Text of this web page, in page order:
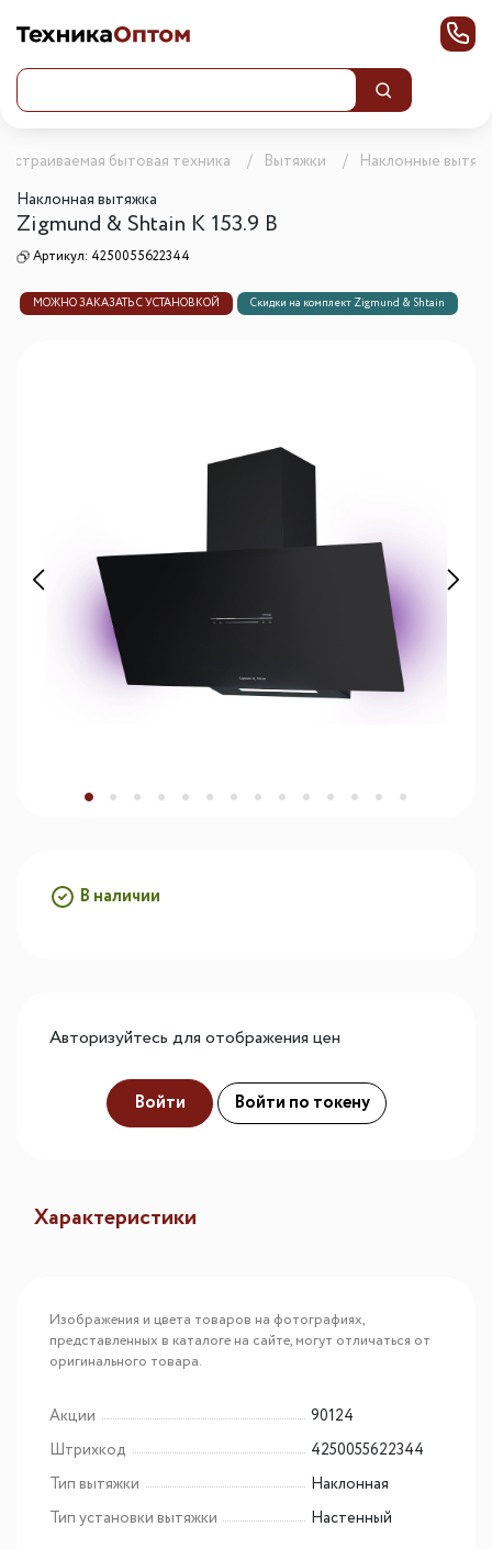
Встраиваемая бытовая техника Вытяжки
Наклонные
Наклонная вытяжка
Zigmund & Shtain K 153.9 B
Артикул: 4250055622344
МОЖНО ЗАКАЗАТЬ С УСТАНОВКОЙ Скидки на комплект Zigmund & Shtain
В наличии
Авторизуйтесь для отображения цен
Войти Войти по токену
Характеристики
Изображения и цвета товаров на фотографиях,
представленных в каталоге на сайте, могут отличаться от
оригинального товара.
Акции
90124
Штрихкод
4250055622344
Тип вытяжки
Наклонная
Тип установки вытяжки
Настенный